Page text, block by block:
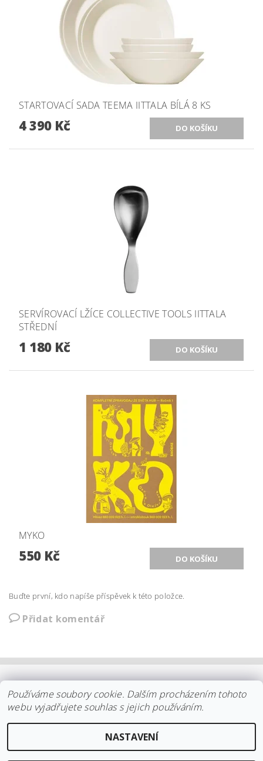
STARTOVACÍ SADA TEEMA IITTALA BÍLÁ 8 KS
4 390 Kč
SERVÍROVACÍ LŽÍCE COLLECTIVE TOOLS IITTALA
STŘEDNÍ
1 180 Kč
MYKO
550 Kč
Buďte první, kdo napíše příspěvek k této položce.
Přidat komentář
| KOLEKCE STELTON | DISTRIBUCE IITTALA |
REKLAMACE/ODSTOUPENÍ | VŠE O NÁKUPU | KDO JSME
KONTAKT
2026 ©arki.cz, všechna práva vyhrazena
Používáme soubory cookie. Dalším procházením tohoto
webu vyjadřujete souhlas s jejich používáním.
NASTAVENÍ